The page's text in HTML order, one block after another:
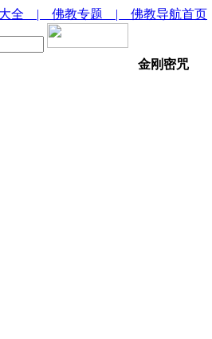
全 | 佛教专题 | 佛教导航首页
金刚密咒